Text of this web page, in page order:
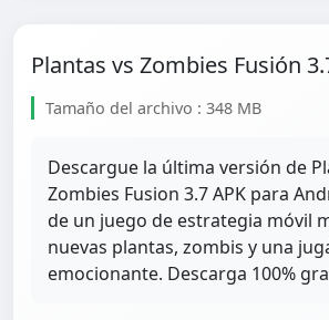
Plantas vs Zombies Fusión
Tamaño del archivo : 348 MB
Descargue la última versión de
Zombies Fusion 3.7 APK para
de un juego de estrategia móvil
nuevas plantas, zombis y una
emocionante. Descarga 100%